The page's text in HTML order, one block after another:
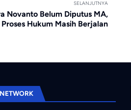
SELANJUTNYA
Novanto Belum Diputus MA,
Proses Hukum Masih Berjalan